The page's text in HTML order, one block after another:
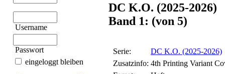
Username
Passwort
eingeloggt bleiben
DC K.O. (2025-2026)
Band 1: (von 5)
Serie:
DC K.O. (2025-2026)
Zusatzinfo: 4th Printing Variant